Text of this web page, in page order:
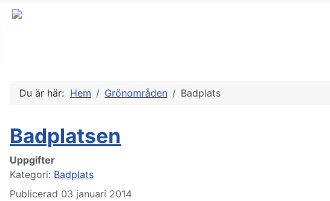
Du är här: Hem Grönområden Badplats
Badplatsen
Uppgifter
Kategori: Badplats
Publicerad 03 januari 2014